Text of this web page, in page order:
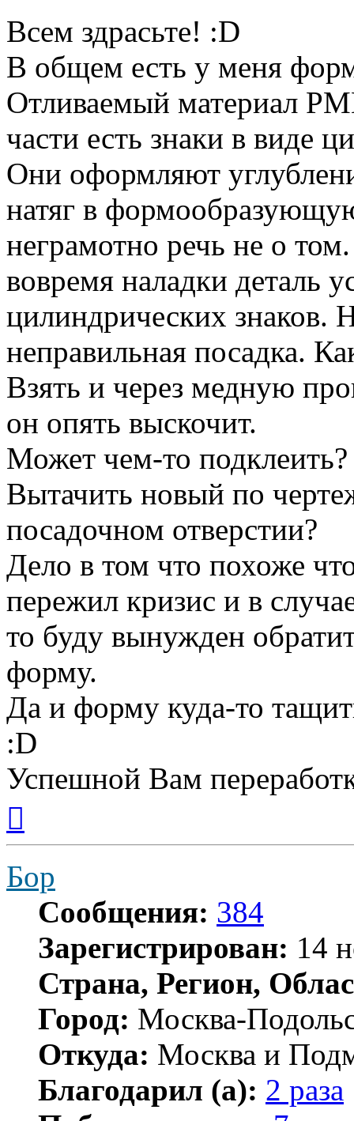
Всем здрасьте! :D
В общем есть у меня
Отливаемый материал
части есть знаки в виде
Они оформляют
натяг в
неграмотно речь не о
вовремя наладки деталь
цилиндрических знаков.
неправильная посадка.
Взять и через медную
он опять выскочит.
Может чем-то подклеить?
Вытачить новый по
посадочном отверстии?
Дело в том что похоже
пережил кризис и в
то буду вынужден
форму.
Да и форму куда-то
:D
Успешной Вам
началу
Бор
Сообщения: 384
Зарегистрирован: 14
Страна, Регион,
Город: Москва-
Откуда: Москва и
Благодарил (а): 2 раза